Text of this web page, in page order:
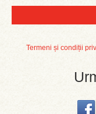
Termeni și condiții